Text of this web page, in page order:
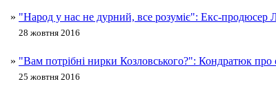
» "Народ у нас не дурний, все розуміє": Екс-продюсер
28 жовтня 2016
» "Вам потрібні нирки Козловського?": Кондратюк про
25 жовтня 2016